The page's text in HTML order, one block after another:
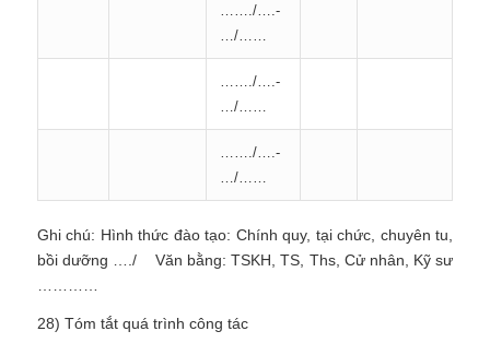
……./….-
…/……
……./….-
…/……
……./….-
…/……
Ghi chú: Hình thức đào tạo: Chính quy, tại chức, chuyên tu,
bồi dưỡng …./ Văn bằng: TSKH, TS, Ths, Cử nhân, Kỹ sư
28) Tóm tắt quá trình công tác